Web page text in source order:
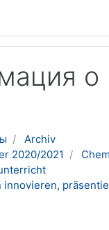
о
Archiv
2020/2021
innovieren,